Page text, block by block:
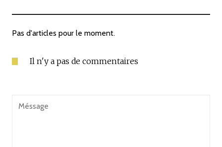
Pas d'articles pour le moment.
Il n'y a pas de commentaires